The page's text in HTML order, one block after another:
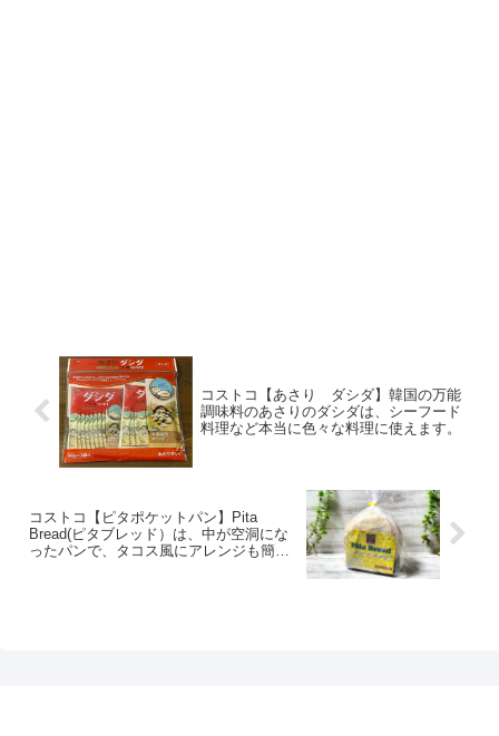
コストコ【あさり ダシダ】韓国の万能
調味料のあさりのダシダは、シーフード
料理など本当に色々な料理に使えます。
コストコ【ピタポケットパン】Pita
Bread(ピタブレッド）は、中が空洞にな
ったパンで、タコス風にアレンジも簡